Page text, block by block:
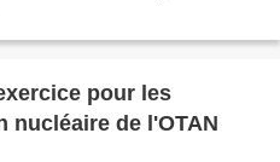
pour les
nucléaire de l'OTAN